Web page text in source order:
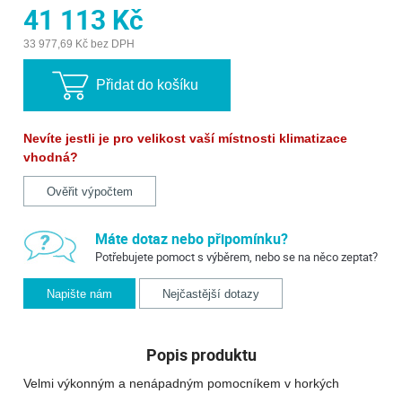
41 113 Kč
33 977,69 Kč bez DPH
Přidat do košíku
Nevíte jestli je pro velikost vaší místnosti klimatizace
vhodná?
Ověřit výpočtem
Máte dotaz nebo připomínku?
Potřebujete pomoct s výběrem, nebo se na něco zeptat?
Napište nám Nejčastější dotazy
Popis produktu
Velmi výkonným a nenápadným pomocníkem v horkých